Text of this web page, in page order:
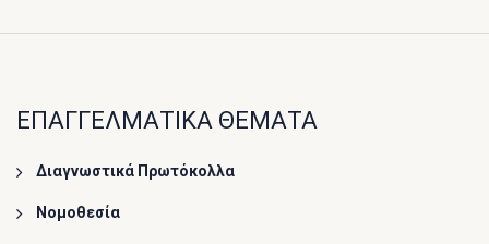
ΕΠΑΓΓΕΛΜΑΤΙΚΑ ΘΕΜΑΤΑ
Διαγνωστικά Πρωτόκολλα
Νομοθεσία